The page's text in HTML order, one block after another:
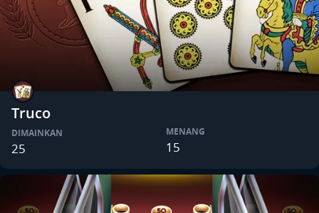
Truco
DIMAINKAN
25
MENANG
15